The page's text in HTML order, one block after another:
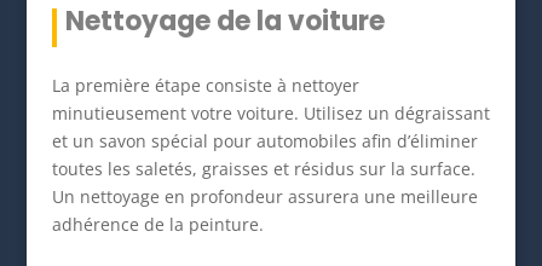
Nettoyage de la voiture
La première étape consiste à nettoyer
minutieusement votre voiture. Utilisez un dégraissant
et un savon spécial pour automobiles afin d’éliminer
toutes les saletés, graisses et résidus sur la surface.
Un nettoyage en profondeur assurera une meilleure
adhérence de la peinture.